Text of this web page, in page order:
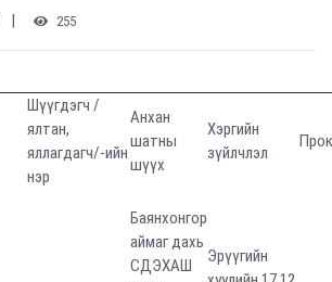
| 255
Шүүгдэгч /
ялтан,
яллагдагч/-ийн
нэр
Анхан
шатны
шүүх
Хэргийн
зүйлчлэл
Баянхонгор
аймаг дахь
СДЭХАШ
Эрүүгийн